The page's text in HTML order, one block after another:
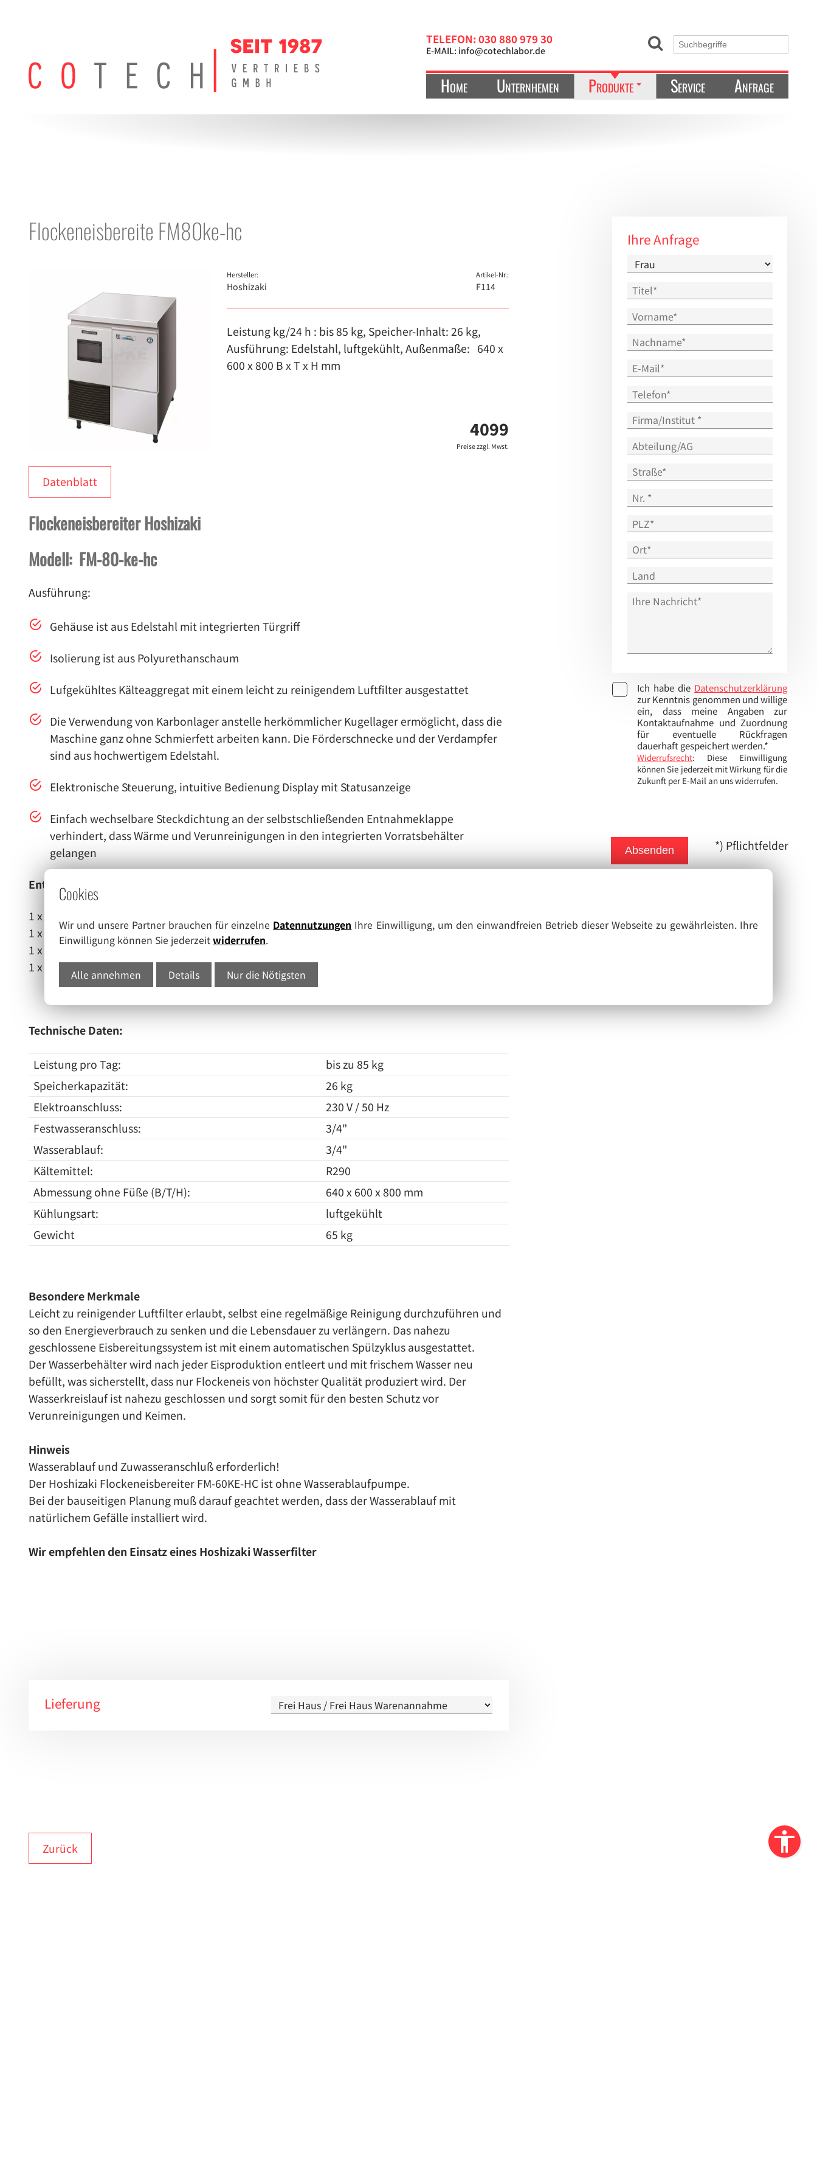
TELEFON: 030 880 979 30
E-MAIL: info@cotechlabor.de
Home Unternhemen Produkte
Kältetechnik & Ultrafreezer
Zellkultur/Mikrobiologie
Service Anfrage
Flockeneisbereite FM80ke-hc
Hersteller:
Hoshizaki
Artikel-Nr.:
F114
Leistung kg/24 h : bis 85 kg, Speicher-Inhalt: 26 kg,
Ausführung: Edelstahl, luftgekühlt, Außenmaße: 640 x
600 x 800 B x T x H mm
4099
Preise zzgl. Mwst.
Datenblatt
FlockeneisbereiterHoshizaki
Modell: FM-80-ke-hc
Ausführung:
Gehäuse ist aus Edelstahl mit integrierten Türgriff
Isolierung ist aus Polyurethanschaum
Lufgekühltes Kälteaggregat mit einem leicht zu reinigendem Luftfilter ausgestattet
Die Verwendung von Karbonlager anstelle herkömmlicher Kugellager ermöglicht, dass die
Maschine ganz ohne Schmierfett arbeiten kann. Die Förderschnecke und der Verdampfer
sind aus hochwertigem Edelstahl.
Elektronische Steuerung, intuitive Bedienung Display mit Statusanzeige
Einfach wechselbare Steckdichtung an der selbstschließenden Entnahmeklappe
verhindert, dass Wärme und Verunreinigungen in den integrierten Vorratsbehälter
gelangen
Enthaltenes Zubehör:
1 x Eisschaufel
1 x Wasserzulaufschlauch
1 x Wasserablaufschlauch
1 x 230V Anschlusskabel
Technische Daten:
Leistung pro Tag:
bis zu 85 kg
Speicherkapazität:
26 kg
Elektroanschluss:
230 V / 50 Hz
Festwasseranschluss:
3/4"
Wasserablauf:
3/4"
Kältemittel:
R290
Abmessung ohne Füße (B/T/H):
640 x 600 x 800 mm
Kühlungsart:
luftgekühlt
Gewicht
65 kg
Besondere Merkmale
Leicht zu reinigender Luftfilter erlaubt, selbst eine regelmäßige Reinigung durchzuführen und
so den Energieverbrauch zu senken und die Lebensdauer zu verlängern. Das nahezu
geschlossene Eisbereitungssystem ist mit einem automatischen Spülzyklus ausgestattet.
Der Wasserbehälter wird nach jeder Eisproduktion entleert und mit frischem Wasser neu
befüllt, was sicherstellt, dass nur Flockeneis von höchster Qualität produziert wird. Der
Wasserkreislauf ist nahezu geschlossen und sorgt somit für den besten Schutz vor
Verunreinigungen und Keimen.
Hinweis
Wasserablauf und Zuwasseranschluß erforderlich!
Der Hoshizaki Flockeneisbereiter FM-60KE-HC ist ohne Wasserablaufpumpe.
Bei der bauseitigen Planung muß darauf geachtet werden, dass der Wasserablauf mit
natürlichem Gefälle installiert wird.
Wir empfehlen den Einsatz eines Hoshizaki Wasserfilter
Lieferung
Ihre Anfrage
Ich habe die Datenschutzerklärung
zur Kenntnis genommen und willige
ein, dass meine Angaben zur
Kontaktaufnahme und Zuordnung
für eventuelle Rückfragen
dauerhaft gespeichert werden.*
Widerrufsrecht: Diese Einwilligung
können Sie jederzeit mit Wirkung für die
Zukunft per E-Mail an uns widerrufen.
Absenden *) Pflichtfelder
Zurück
Cookies
Wir und unsere Partner brauchen für einzelne Datennutzungen Ihre Einwilligung, um den einwandfreien Betrieb dieser Webseite zu gewährleisten. Ihre
Einwilligung können Sie jederzeitwiderrufen.
Alle annehmen Details Nur die Nötigsten